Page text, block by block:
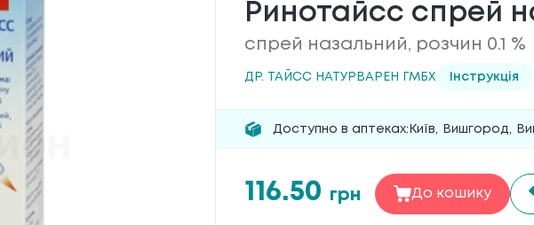
Ринотайсс спрей
спрей назальний, розчин 0.1 %
ДР. ТАЙСС НАТУРВАРЕН ГМБХ Інструкція
Доступно в аптеках: Київ, Вишгород,
116.50 грн До кошику